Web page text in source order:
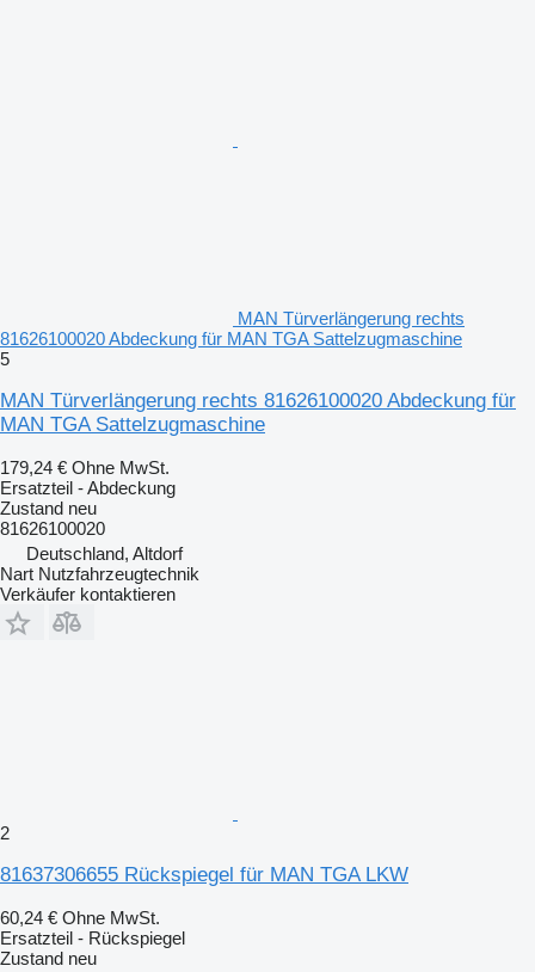
MAN Türverlängerung rechts
81626100020 Abdeckung für MAN TGA Sattelzugmaschine
5
MAN Türverlängerung rechts 81626100020 Abdeckung für
MAN TGA Sattelzugmaschine
179,24 € Ohne MwSt.
Ersatzteil - Abdeckung
Zustand neu
81626100020
Deutschland, Altdorf
Nart Nutzfahrzeugtechnik
Verkäufer kontaktieren
2
81637306655 Rückspiegel für MAN TGA LKW
60,24 € Ohne MwSt.
Ersatzteil - Rückspiegel
Zustand neu